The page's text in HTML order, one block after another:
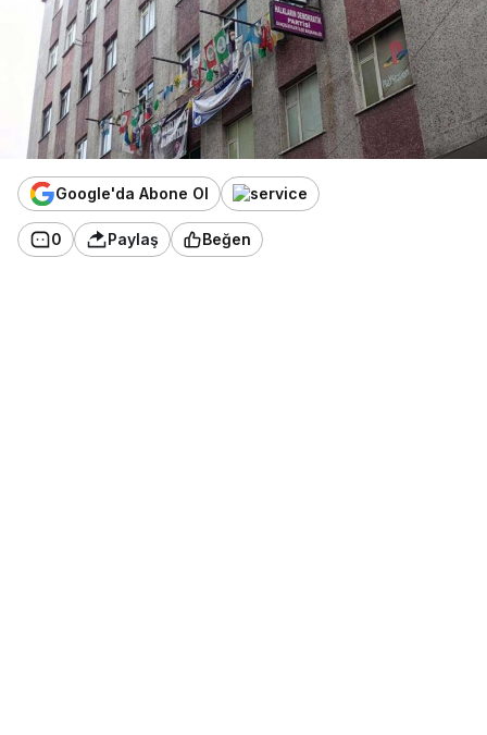
Google'da Abone Ol
0 Paylaş Beğen